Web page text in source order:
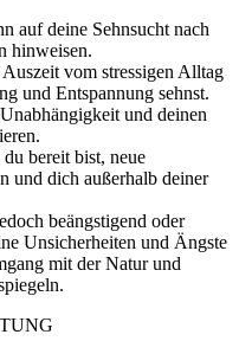
auf deine Sehnsucht nach
hinweisen.
vom stressigen Alltag
und Entspannung sehnst.
und deinen
bereit bist, neue
und dich außerhalb deiner
beängstigend oder
Unsicherheiten und Ängste
mit der Natur und